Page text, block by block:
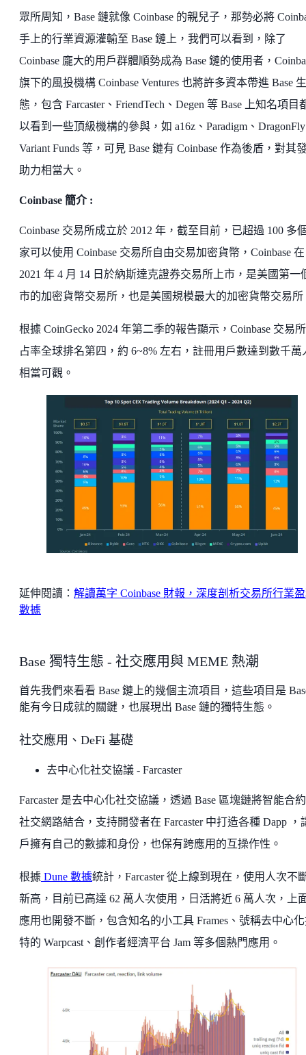
眾所周知，Base 鏈就像 Coinbase 的親兒子，那勢必將
手上的行業資源灌輸至 Base 鏈上，我們可以看到，除了
Coinbase 龐大的用戶群體順勢成為 Base 鏈的使用者，
旗下的風投機構 Coinbase Ventures 也將許多資本帶進 Base 生
態，包含 Farcaster、FriendTech、Degen 等 Base 上知名項目
以看到一些頂級機構的參與，如 a16z、Paradigm、
Variant Funds 等，可見 Base 鏈有 Coinbase 作為後盾，對其
助力相當大。
Coinbase 簡介 :
Coinbase 交易所成立於 2012 年，截至目前，已超過 100 多
家可以使用 Coinbase 交易所自由交易加密貨幣，Coinbase 在
2021 年 4 月 14 日於納斯達克證券交易所上市，是美國第一
市的加密貨幣交易所，也是美國規模最大的加密貨幣交易所
根據 CoinGecko 2024 年第二季的報告顯示，Coinbase 交易
占率全球排名第四，約 6~8% 左右，註冊用戶數達到數千萬
相當可觀。
延伸閱讀： 解讀萬字 Coinbase 財報，深度剖析交易所行業
數據
Base 獨特生態 - 社交應用與 MEME 熱潮
首先我們來看看 Base 鏈上的幾個主流項目，這些項目是
能有今日成就的關鍵，也展現出 Base 鏈的獨特生態。
社交應用、DeFi 基礎
去中心化社交協議 - Farcaster
Farcaster 是去中心化社交協議，透過 Base 區塊鏈將智能合
社交網路結合，支持開發者在 Farcaster 中打造各種 Dapp ，
戶擁有自己的數據和身份，也保有跨應用的互操作性。
根據 Dune 數據統計，Farcaster 從上線到現在，使用人次不
新高，目前已高達 62 萬人次使用，日活將近 6 萬人次，上
應用也開發不斷，包含知名的小工具 Frames、號稱去中心
特的 Warpcast、創作者經濟平台 Jam 等多個熱門應用。